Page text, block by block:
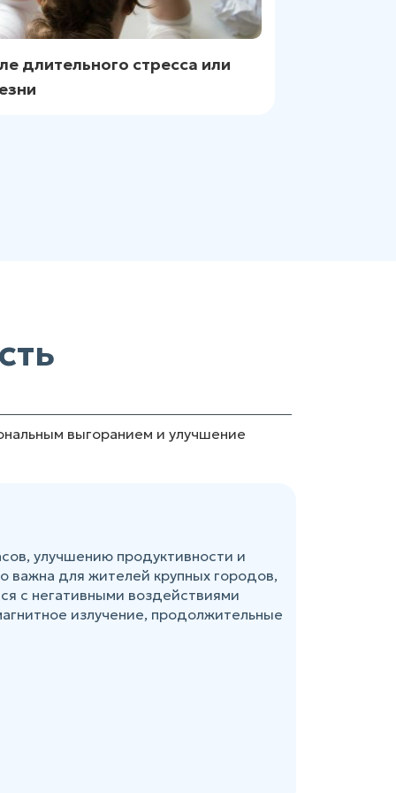
длительного стресса или
выгоранием и улучшение
улучшению продуктивности и
важна для жителей крупных городов,
с негативными воздействиями
излучение, продолжительные